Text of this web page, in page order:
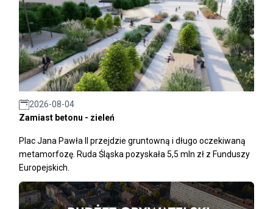
2026-08-04
Zamiast betonu - zieleń
Plac Jana Pawła II przejdzie gruntowną i długo oczekiwaną
metamorfozę. Ruda Śląska pozyskała 5,5 mln zł z Funduszy
Europejskich.